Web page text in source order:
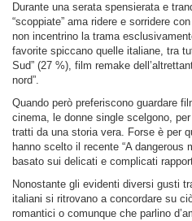
Durante una serata spensierata e
“scoppiate” ama ridere e sorridere
non incentrino la trama
favorite spiccano quelle italiane, tra
Sud” (27 %), film remake
nord”.
Quando però preferiscono guardare
cinema, le donne single scelgono,
tratti da una storia vera. Forse è per
hanno scelto il recente “A dangerous
basato sui delicati e complicati
Nonostante gli evidenti diversi gusti
italiani si ritrovano a concordare su
romantici o comunque che parlino